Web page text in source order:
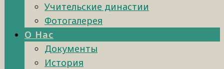
Учительские династии
Фотогалерея
О Нас
Документы
История